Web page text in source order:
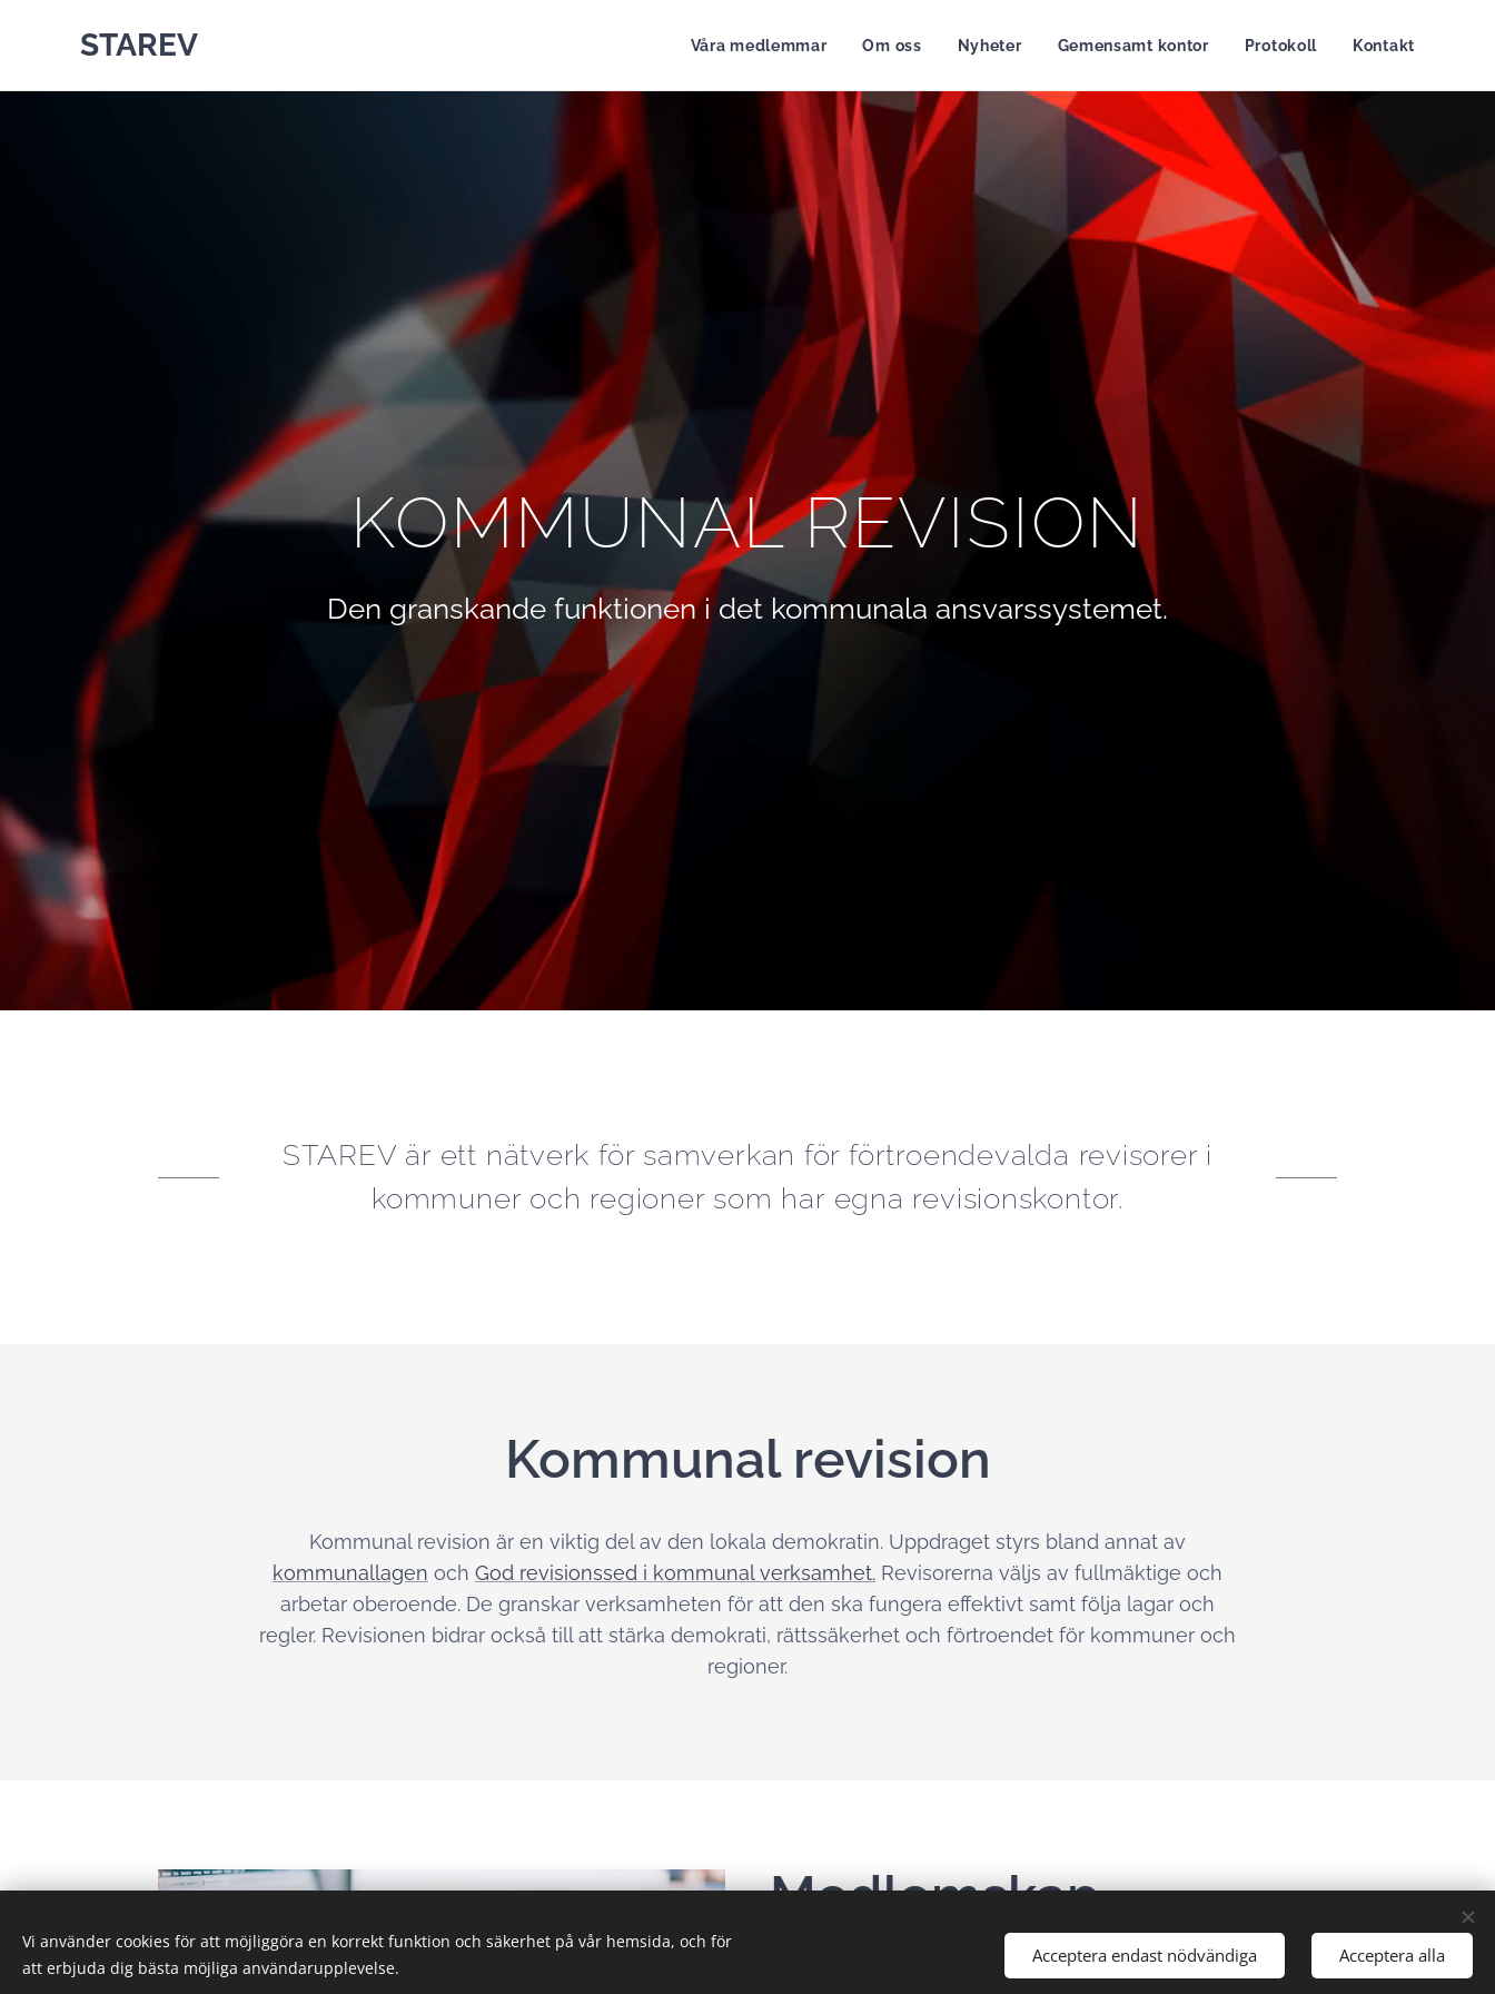
STAREV Våra medlemmar Om oss Nyheter Gemensamt kontor Protokoll Kontakt
KOMMUNAL REVISION
Den granskande funktionen i det kommunala ansvarssystemet.
STAREV är ett nätverk för samverkan för förtroendevalda revisorer i
kommuner och regioner som har egna revisionskontor.
Kommunal revision
Kommunal revision är en viktig del av den lokala demokratin. Uppdraget styrs bland annat av
kommunallagen och God revisionssed i kommunal verksamhet. Revisorerna väljs av fullmäktige och
arbetar oberoende. De granskar verksamheten för att den ska fungera effektivt samt följa lagar och
regler. Revisionen bidrar också till att stärka demokrati, rättssäkerhet och förtroendet för kommuner och
regioner.
Medlemskap
Kommuner och regioner som har egna revisionskontor kan
Vi använder cookies för att möjliggöra en korrekt funktion och säkerhet på vår hemsida, och för
att erbjuda dig bästa möjliga användarupplevelse.
Acceptera endast nödvändiga Acceptera alla